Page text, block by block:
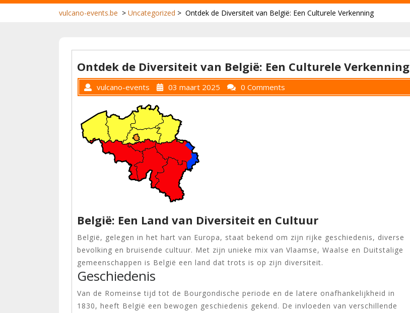
vulcano-events.be > Uncategorized > Ontdek de Diversiteit van België: Een Culturele Verkenning
Ontdek de Diversiteit van België: Een Culturele Verkenning
vulcano-events 03 maart 2025 0 Comments
België: Een Land van Diversiteit en Cultuur
België, gelegen in het hart van Europa, staat bekend om zijn rijke geschiedenis, diverse
bevolking en bruisende cultuur. Met zijn unieke mix van Vlaamse, Waalse en Duitstalige
gemeenschappen is België een land dat trots is op zijn diversiteit.
Geschiedenis
Van de Romeinse tijd tot de Bourgondische periode en de latere onafhankelijkheid in
1830, heeft België een bewogen geschiedenis gekend. De invloeden van verschillende